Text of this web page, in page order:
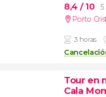
8,4 / 10
Porto
3 horas
Tour en
Cala